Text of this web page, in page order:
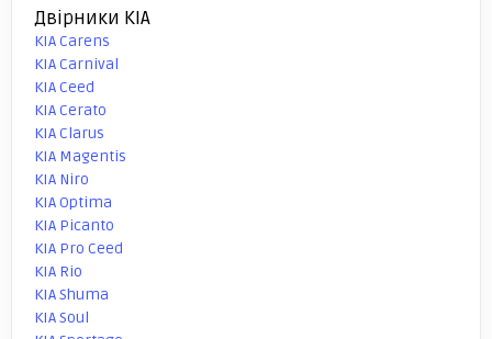
Двірники KIA
KIA Carens
KIA Carnival
KIA Ceed
KIA Cerato
KIA Clarus
KIA Magentis
KIA Niro
KIA Optima
KIA Picanto
KIA Pro Ceed
KIA Rio
KIA Shuma
KIA Soul